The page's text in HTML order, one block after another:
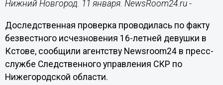
Нижний Новгород. 11 января. NewsRoom24.ru -
Доследственная проверка проводилась по факту
безвестного исчезновения 16-летней девушки в
Кстове, сообщили агентству Newsroom24 в пресс-
службе Следственного управления СКР по
Нижегородской области.